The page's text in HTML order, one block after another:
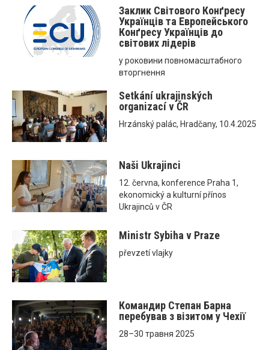
Заклик Світового Конґресу
Українців та Eвропейського
Конґресу Українців до
світових лідерів
у роковини повномасштабного
вторгнення
Setkání ukrajinských
organizací v ČR
Hrzánský palác, Hradčany, 10.4.2025
Naši Ukrajinci
12. června, konference Praha 1,
ekonomický a kulturní přínos
Ukrajinců v ČR
Ministr Sybiha v Praze
převzetí vlajky
Командир Степан Барна
перебував з візитом у Чехії
28–30 травня 2025